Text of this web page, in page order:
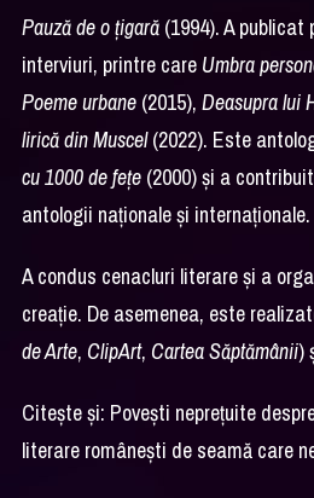
Pauză de o țigară (1994). A
interviuri, printre care Umbra
Poeme urbane (2015),Deasupra lui
lirică din Muscel(2022). Este
cu 1000 de fețe (2000) și a
antologii naționale și internaționale.
A condus cenacluri literare și a
creație. De asemenea, este
de Arte, ClipArt, Cartea Săptămânii)
Citește și: Povești neprețuite
literare românești de seamă care